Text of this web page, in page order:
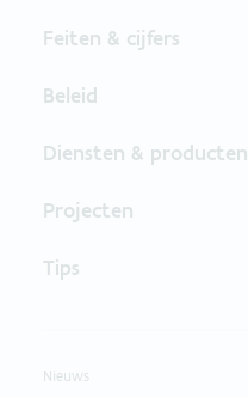
Feiten & cijfers
Beleid
Diensten & producten
Projecten
Tips
Nieuws